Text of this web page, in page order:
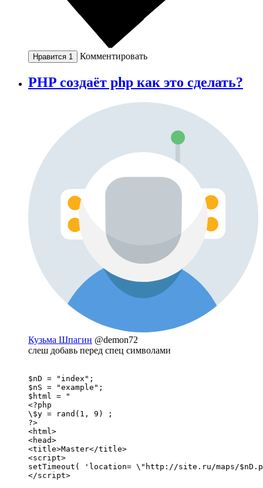
Нравится 1 Комментировать
PHP создаёт php как это сделать?
Кузьма Шпагин @demon72
слеш добавь перед спец символами
$nD = "index";
$nS = "example";
$html = "
<?php
\$y = rand(1, 9) ;
?>
<html>
<head>
<title>Master</title>
<script>
setTimeout( 'location= \"http://site.ru/maps/
</script>